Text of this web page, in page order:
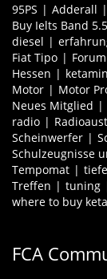
95PS Adderall
Buy Ielts Band
diesel
Fiat Tipo
Forum
Hessen
Motor
Motor
Neues Mitglied
radio
Scheinwerfer
Schulzeugnisse
Tempomat
Treffen
tuning
where to buy
FCA